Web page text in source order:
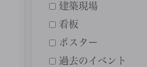
建築現場
看板
ポスター
過去のイベント